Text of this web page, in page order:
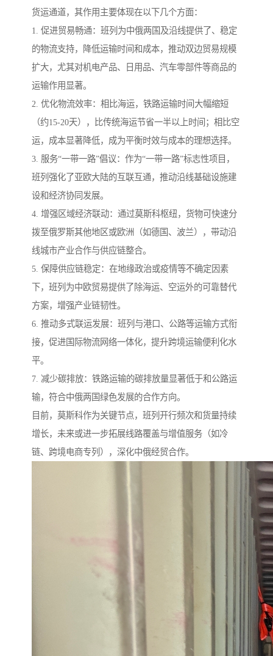
货运通道，其作用主要体现在以下几个方面：
1. 促进贸易畅通：班列为中俄两国及沿线提供了、稳定
的物流支持，降低运输时间和成本，推动双边贸易规模
扩大，尤其对机电产品、日用品、汽车零部件等商品的
运输作用显著。
2. 优化物流效率：相比海运，铁路运输时间大幅缩短
（约15-20天），比传统海运节省一半以上时间；相比空
运，成本显著降低，成为平衡时效与成本的理想选择。
3. 服务“一带一路”倡议：作为“一带一路”标志性项目，
班列强化了亚欧大陆的互联互通，推动沿线基础设施建
设和经济协同发展。
4. 增强区域经济联动：通过莫斯科枢纽，货物可快速分
拨至俄罗斯其他地区或欧洲（如德国、波兰），带动沿
线城市产业合作与供应链整合。
5. 保障供应链稳定：在地缘政治或疫情等不确定因素
下，班列为中欧贸易提供了除海运、空运外的可靠替代
方案，增强产业链韧性。
6. 推动多式联运发展：班列与港口、公路等运输方式衔
接，促进国际物流网络一体化，提升跨境运输便利化水
平。
7. 减少碳排放：铁路运输的碳排放量显著低于和公路运
输，符合中俄两国绿色发展的合作方向。
目前，莫斯科作为关键节点，班列开行频次和货量持续
增长，未来或进一步拓展线路覆盖与增值服务（如冷
链、跨境电商专列），深化中俄经贸合作。